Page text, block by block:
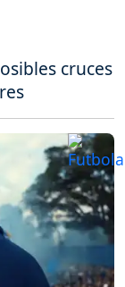
cruces